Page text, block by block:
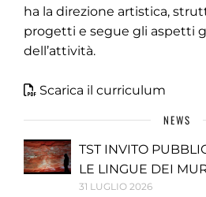
ha la direzione artistica,
progetti e segue gli aspetti
dell’attività.
Scarica il curriculum
NEWS
TST INVITO
LE LINGUE DEI
31 LUGLIO 2026